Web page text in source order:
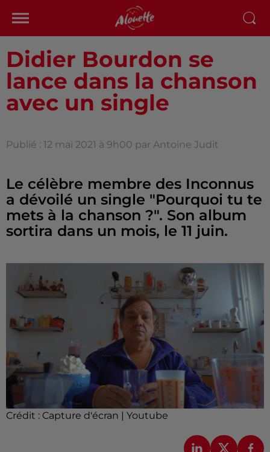
Didier Bourdon se
lance dans la chanson
avec un single
Publié : 12 mai 2021 à 9h00 par Antoine Judit
Le célèbre membre des Inconnus
a dévoilé un single "Pourquoi tu te
mets à la chanson ?". Son album
sortira dans un mois, le 11 juin.
Crédit : Capture d'écran | Youtube